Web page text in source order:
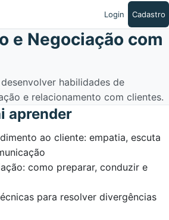
Login Cadastro
e Negociação com
habilidades de
e relacionamento com clientes.
aprender
ao cliente: empatia, escuta
como preparar, conduzir e
para resolver divergências